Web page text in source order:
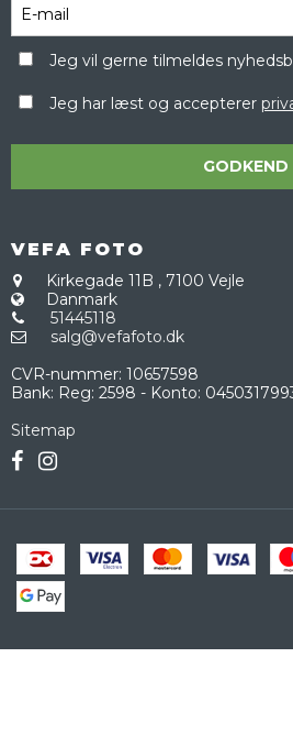
Jeg vil gerne tilmeldes
Jeg har læst og accepterer
GODKEND
VEFA FOTO
Kirkegade 11B , 7100 Vejle
Danmark
51445118
salg@vefafoto.dk
CVR-nummer: 10657598
Bank: Reg: 2598 - Konto:
Sitemap